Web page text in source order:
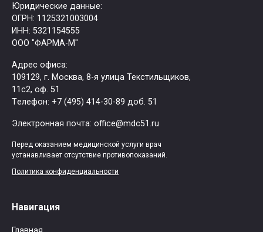
Юридические данные:
ОГРН: 1125321003004
ИНН: 5321154555
ООО "ФАРМА-М"
Адрес офиса:
109129, г. Москва, ​8-я улица Текстильщиков,
11с2, оф. 51
Tелефон: +7 (495) 414-30-89 доб. 51
Электронная почта: office@mdc51.ru
Перед оказанием медицинской услуги врач
устанавливает отсутствие противопоказаний.
Политика конфиденциальности
Навигация